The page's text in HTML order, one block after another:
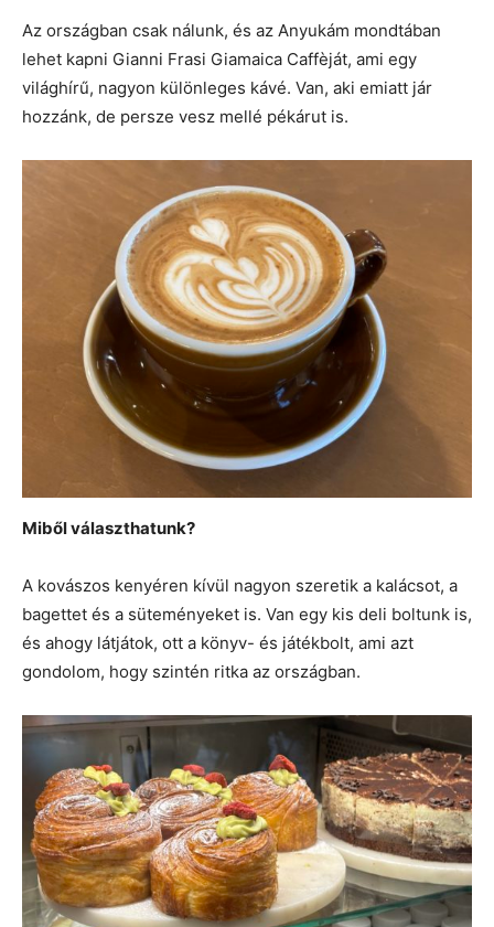
Az országban csak nálunk, és az Anyukám mondtában
lehet kapni Gianni Frasi Giamaica Caffèját, ami egy
világhírű, nagyon különleges kávé. Van, aki emiatt jár
hozzánk, de persze vesz mellé pékárut is.
Miből választhatunk?
A kovászos kenyéren kívül nagyon szeretik a kalácsot, a
bagettet és a süteményeket is. Van egy kis deli boltunk is,
és ahogy látjátok, ott a könyv- és játékbolt, ami azt
gondolom, hogy szintén ritka az országban.